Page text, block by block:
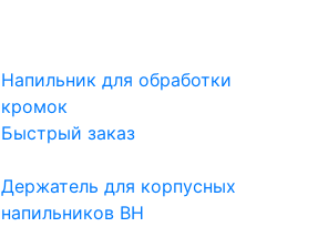
Напильник для обработки
кромок
Быстрый заказ
Держатель для корпусных
напильников BH